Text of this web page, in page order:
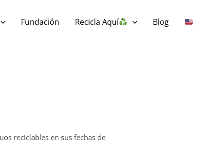
Fundación Recicla Aquí Blog
reciclables en sus fechas de